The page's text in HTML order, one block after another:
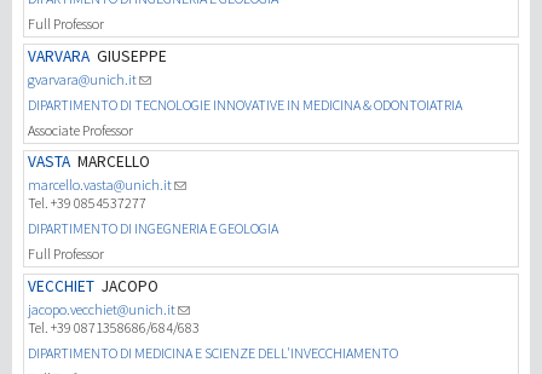
Full Professor
VARVARA GIUSEPPE
gvarvara@unich.it
DIPARTIMENTO DI TECNOLOGIE INNOVATIVE IN MEDICINA & ODONTOIATRIA
Associate Professor
VASTA MARCELLO
marcello.vasta@unich.it
Tel. +39 0854537277
DIPARTIMENTO DI INGEGNERIA E GEOLOGIA
Full Professor
VECCHIET JACOPO
jacopo.vecchiet@unich.it
Tel. +39 0871358686/684/683
DIPARTIMENTO DI MEDICINA E SCIENZE DELL'INVECCHIAMENTO